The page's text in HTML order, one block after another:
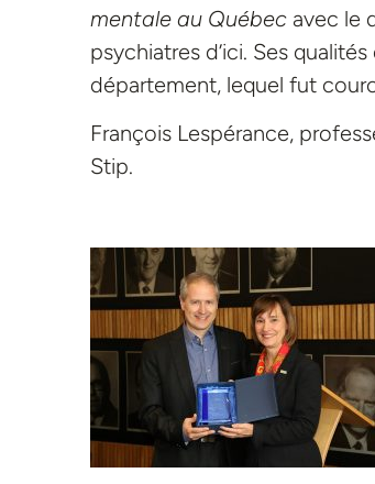
mentale au Québec avec le
psychiatres d’ici. Ses
département, lequel fut
François Lespérance,
Stip.